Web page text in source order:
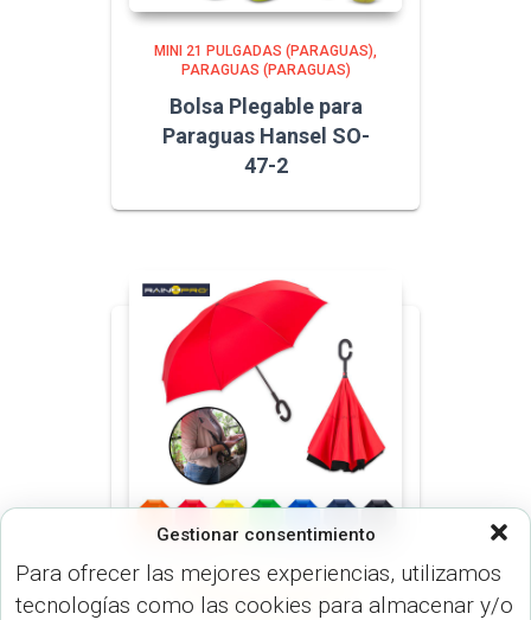
Gestionar consentimiento
Para ofrecer las mejores experiencias, utilizamos
tecnologías como las cookies para almacenar y/o
MINI 21 PULGADAS (PARAGUAS)
PARAGUAS (PARAGUAS)
Bolsa Plegable para
Paraguas Hansel SO-
47-2
NORMAL 23 O 30 PULGADAS
(PARAGUAS) PARAGUAS